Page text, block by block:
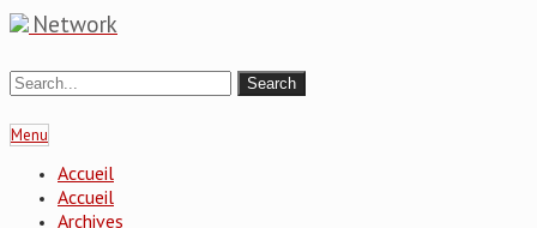
Network
Menu
Accueil
Accueil
Archives